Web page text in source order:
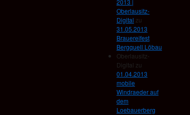
2013 |
Oberlausitz-
Digital zu
31.05.2013
Brauereifest
Bergquell Löbau
Oberlausitz-
Digital zu
01.04.2013
mobile
Windraeder auf
dem
Loebauerberg